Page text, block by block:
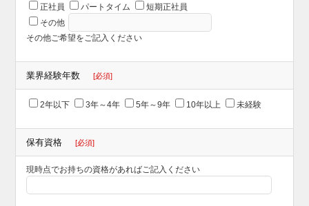
正社員 パートタイム
短期正社員
その他
その他ご希望をご記入ください
業界経験年数 [必須]
2年以下 3年～4年 5年～9年 10年以上 未経験
保有資格 [必須]
現時点でお持ちの資格があればご記入ください